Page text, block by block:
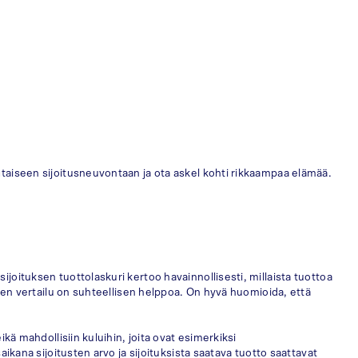
sijoitusneuvontaan ja ota askel kohti rikkaampaa elämää.
tuottolaskuri kertoo havainnollisesti, millaista tuottoa
vertailu on suhteellisen helppoa. On hyvä huomioida, että
mahdollisiin kuluihin, joita ovat esimerkiksi
sijoitusten arvo ja sijoituksista saatava tuotto saattavat